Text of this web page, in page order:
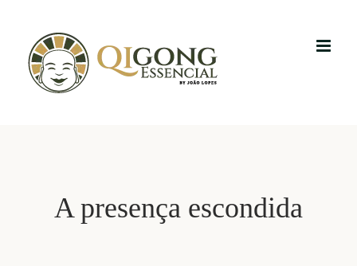
content
A presença escondida